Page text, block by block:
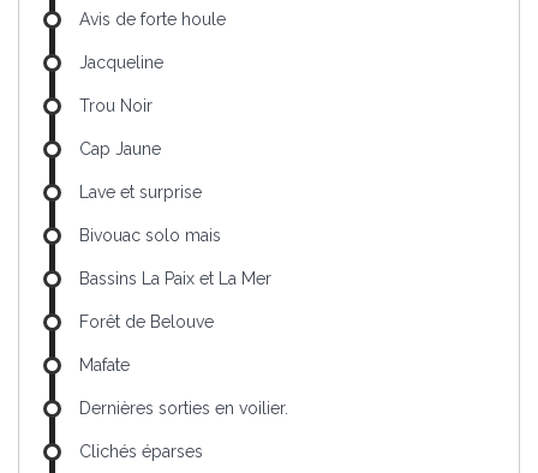
Avis de forte houle
Jacqueline
Trou Noir
Cap Jaune
Lave et surprise
Bivouac solo mais
Bassins La Paix et La Mer
Forêt de Belouve
Mafate
Dernières sorties en voilier.
Clichés éparses